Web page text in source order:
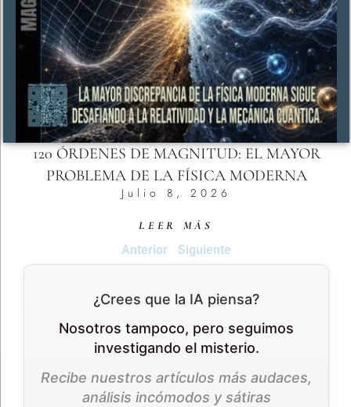
120 ÓRDENES DE MAGNITUD: EL MAYOR
PROBLEMA DE LA FÍSICA MODERNA
Julio 8, 2026
LEER MÁS
Anterior Siguiente
¿Crees que la IA piensa?
Nosotros tampoco, pero seguimos
investigando el misterio.
Recibe nuestros artículos más audaces,
análisis incómodos y sátiras